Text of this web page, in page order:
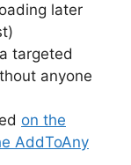
later
targeted
anyone
on the
AddToAny